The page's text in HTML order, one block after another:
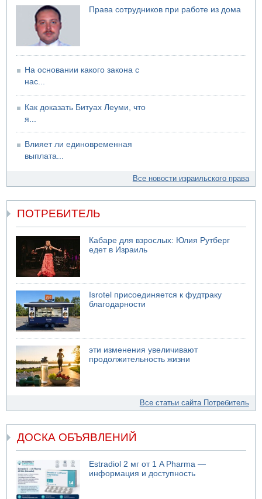
06.08.2026 12:06
США не будут давить на Израиль в вопросе Ливана
06.08.2026 11:41
Права сотрудников при работе из дома
На основании какого закона с
нас...
Как доказать Битуах Леуми, что
я...
Влияет ли единовременная
выплата...
Все новости израильского права
ПОТРЕБИТЕЛЬ
Кабаре для взрослых: Юлия Рутберг
едет в Израиль
Isrotel присоединяется к фудтраку
благодарности
эти изменения увеличивают
продолжительность жизни
Все статьи сайта Потребитель
ДОСКА ОБЪЯВЛЕНИЙ
Estradiol 2 мг от 1 A Pharma —
информация и доступность